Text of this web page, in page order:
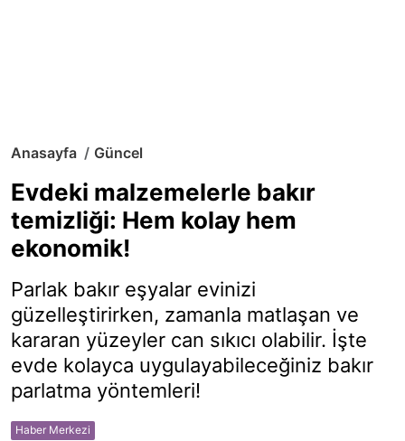
Anasayfa Güncel
Evdeki malzemelerle bakır
temizliği: Hem kolay hem
ekonomik!
Parlak bakır eşyalar evinizi
güzelleştirirken, zamanla matlaşan ve
kararan yüzeyler can sıkıcı olabilir. İşte
evde kolayca uygulayabileceğiniz bakır
parlatma yöntemleri!
Haber Merkezi